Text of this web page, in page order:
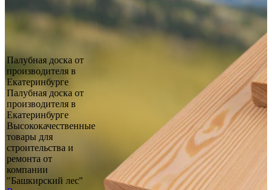
Палубная доска от
производителя в
Екатеринбурге
Палубная доска от
производителя в
Екатеринбурге
Высококачественные
товары для
строительства и
ремонта от
компании
"Башкирский лес"